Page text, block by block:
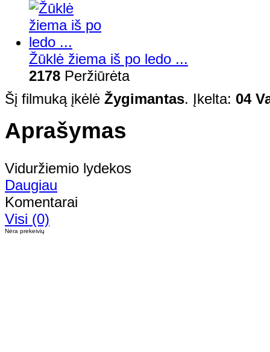
Žūklė žiema iš po ledo ...
2178 Peržiūrėta
Šį filmuką įkėlė Žygimantas. Įkelta: 04
Aprašymas
Viduržiemio lydekos
Daugiau
Komentarai
Visi (0)
Nėra prekeivių